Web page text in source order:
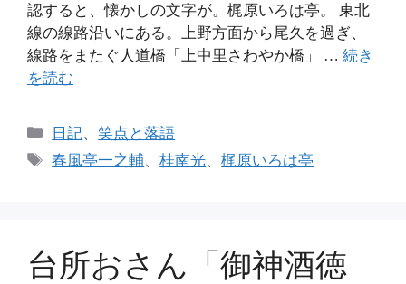
認すると、懐かしの文字が。梶原いろは亭。 東北
線の線路沿いにある。上野方面から尾久を過ぎ、
線路をまたぐ人道橋「上中里さわやか橋」 … 続き
を読む
カ
テ
日記、笑点と落語
タ
春風亭一之輔、桂南光、梶原いろは亭
台所おさん「御神酒徳